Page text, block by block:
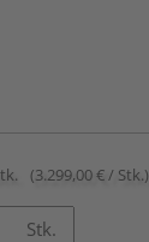
(3.299,00 € / Stk.)
Stk.